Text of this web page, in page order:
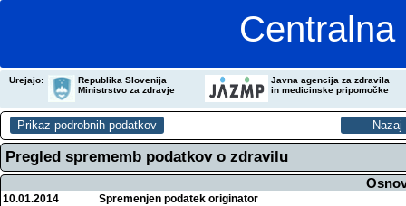
Urejajo:
Republika Slovenija
Ministrstvo za zdravje
Javna agencija za zdravila
in medicinske pripomočke
Pregled sprememb podatkov o zdravilu
10.01.2014
Spremenjen podatek originator